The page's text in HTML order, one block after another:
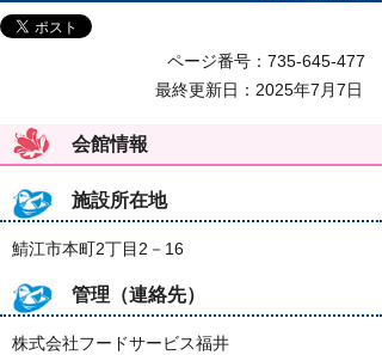
ページ番号：735-645-477
最終更新日：2025年7月7日
会館情報
施設所在地
鯖江市本町2丁目2－16
管理（連絡先）
株式会社フードサービス福井